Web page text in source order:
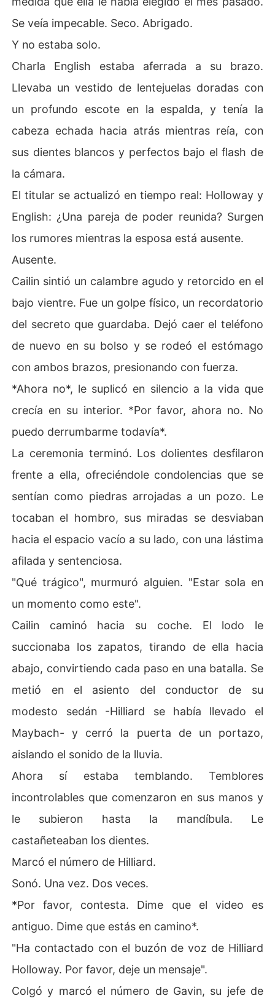
Se veía impecable. Seco. Abrigado.
Y no estaba solo.
Charla English estaba aferrada a su brazo.
Llevaba un vestido de lentejuelas doradas con
un profundo escote en la espalda, y tenía la
cabeza echada hacia atrás mientras reía, con
sus dientes blancos y perfectos bajo el flash de
la cámara.
El titular se actualizó en tiempo real: Holloway y
English: ¿Una pareja de poder reunida? Surgen
los rumores mientras la esposa está ausente.
Ausente.
Cailin sintió un calambre agudo y retorcido en el
bajo vientre. Fue un golpe físico, un recordatorio
del secreto que guardaba. Dejó caer el teléfono
de nuevo en su bolso y se rodeó el estómago
con ambos brazos, presionando con fuerza.
*Ahora no*, le suplicó en silencio a la vida que
crecía en su interior. *Por favor, ahora no. No
puedo derrumbarme todavía*.
La ceremonia terminó. Los dolientes desfilaron
frente a ella, ofreciéndole condolencias que se
sentían como piedras arrojadas a un pozo. Le
tocaban el hombro, sus miradas se desviaban
hacia el espacio vacío a su lado, con una lástima
afilada y sentenciosa.
"Qué trágico", murmuró alguien. "Estar sola en
un momento como este".
Cailin caminó hacia su coche. El lodo le
succionaba los zapatos, tirando de ella hacia
abajo, convirtiendo cada paso en una batalla. Se
metió en el asiento del conductor de su
modesto sedán -Hilliard se había llevado el
Maybach- y cerró la puerta de un portazo,
aislando el sonido de la lluvia.
Ahora sí estaba temblando. Temblores
incontrolables que comenzaron en sus manos y
le subieron hasta la mandíbula. Le
castañeteaban los dientes.
Marcó el número de Hilliard.
Sonó. Una vez. Dos veces.
*Por favor, contesta. Dime que el video es
antiguo. Dime que estás en camino*.
"Ha contactado con el buzón de voz de Hilliard
Holloway. Por favor, deje un mensaje".
Colgó y marcó el número de Gavin, su jefe de